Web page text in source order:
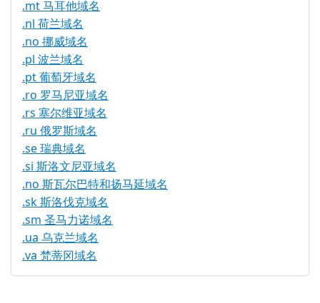
.mt 马耳他域名
.nl 荷兰域名
.no 挪威域名
.pl 波兰域名
.pt 葡萄牙域名
.ro 罗马尼亚域名
.rs 塞尔维亚域名
.ru 俄罗斯域名
.se 瑞典域名
.si 斯洛文尼亚域名
.no 斯瓦尔巴特和扬马延域名
.sk 斯洛伐克域名
.sm 圣马力诺域名
.ua 乌克兰域名
.va 梵蒂冈域名